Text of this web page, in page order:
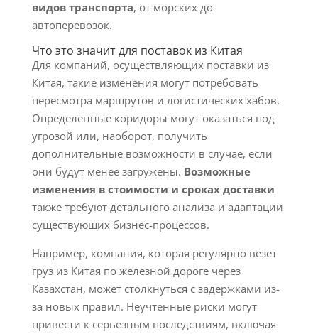
видов транспорта, от морских до
автоперевозок.
Что это значит для поставок из Китая
Для компаний, осуществляющих поставки из
Китая, такие изменения могут потребовать
пересмотра маршрутов и логистических хабов.
Определенные коридоры могут оказаться под
угрозой или, наоборот, получить
дополнительные возможности в случае, если
они будут менее загружены. Возможные
изменения в стоимости и сроках доставки
также требуют детального анализа и адаптации
существующих бизнес-процессов.
Например, компания, которая регулярно везет
груз из Китая по железной дороге через
Казахстан, может столкнуться с задержками из-
за новых правил. Неучтенные риски могут
привести к серьезным последствиям, включая